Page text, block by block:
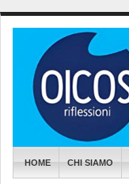
HOME CHI SIAMO